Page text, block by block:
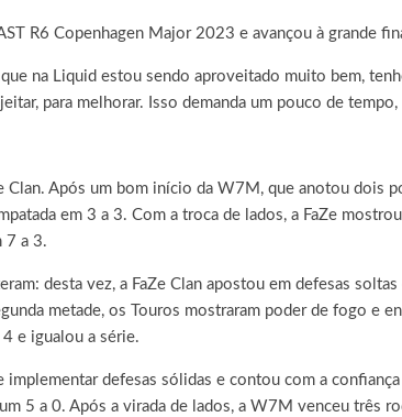
R6 Copenhagen Major 2023 e avançou à grande
na Liquid estou sendo aproveitado muito bem,
para melhorar. Isso demanda um pouco de tempo,
Após um bom início da W7M, que anotou dois
em 3 a 3. Com a troca de lados, a FaZe
7 a 3.
desta vez, a FaZe Clan apostou em defesas
metade, os Touros mostraram poder de fogo e
e igualou a série.
defesas sólidas e contou com a
5 a 0. Após a virada de lados, a W7M venceu três